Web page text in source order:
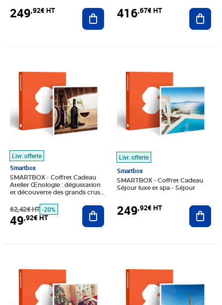
249,92€ HT Ajouter au panier
416,67€ HT
Livr. offerte
Smartbox
SMARTBOX - Coffret Cadeau
Atelier Œnologie : dégustation
et découverte des grands crus -
62,42€ HT -20%
49,92€ HT
Ajouter au panier
Livr. offerte
Smartbox
SMARTBOX - Coffret Cadeau
Séjour luxe et spa - Séjour
249,92€ HT